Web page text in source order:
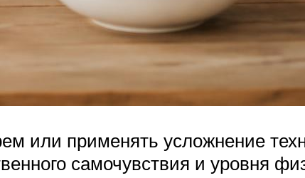
или применять усложнение
самочувствия и уровня